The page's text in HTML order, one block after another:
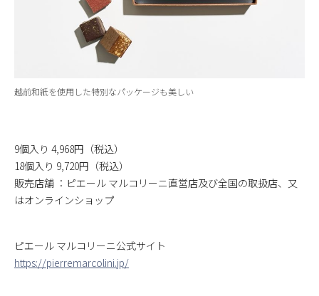
越前和紙を使⽤した特別なパッケージも美しい
9個⼊り 4,968円（税込）
18個⼊り 9,720円（税込）
販売店舗 ：ピエール マルコリーニ直営店及び全国の取扱店、又
はオンラインショップ
ピエール マルコリーニ公式サイト
https://pierremarcolini.jp/